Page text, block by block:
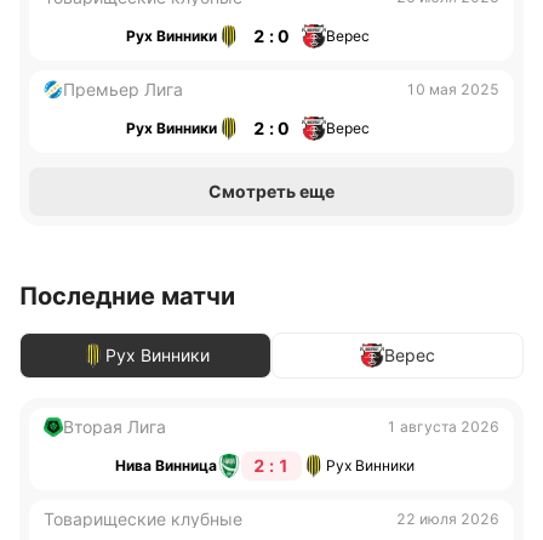
Рух Винники 2 : 0 Верес
Премьер Лига 10 мая 2025
Рух Винники 2 : 0 Верес
Смотреть еще
Последние матчи
Рух Винники Верес
Вторая Лига 1 августа 2026
Нива Винница 2 : 1 Рух Винники
Товарищеские клубные 22 июля 2026